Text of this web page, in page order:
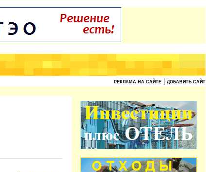
РЕКЛАМА НА САЙТЕ ДОБАВИТЬ САЙТ